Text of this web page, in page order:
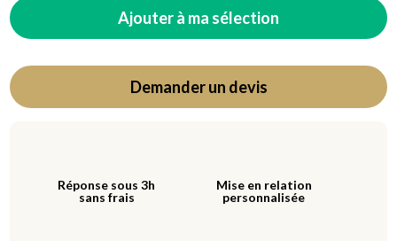
Ajouter à ma sélection
Demander un devis
Réponse sous 3h
sans frais
Mise en relation
personnalisée